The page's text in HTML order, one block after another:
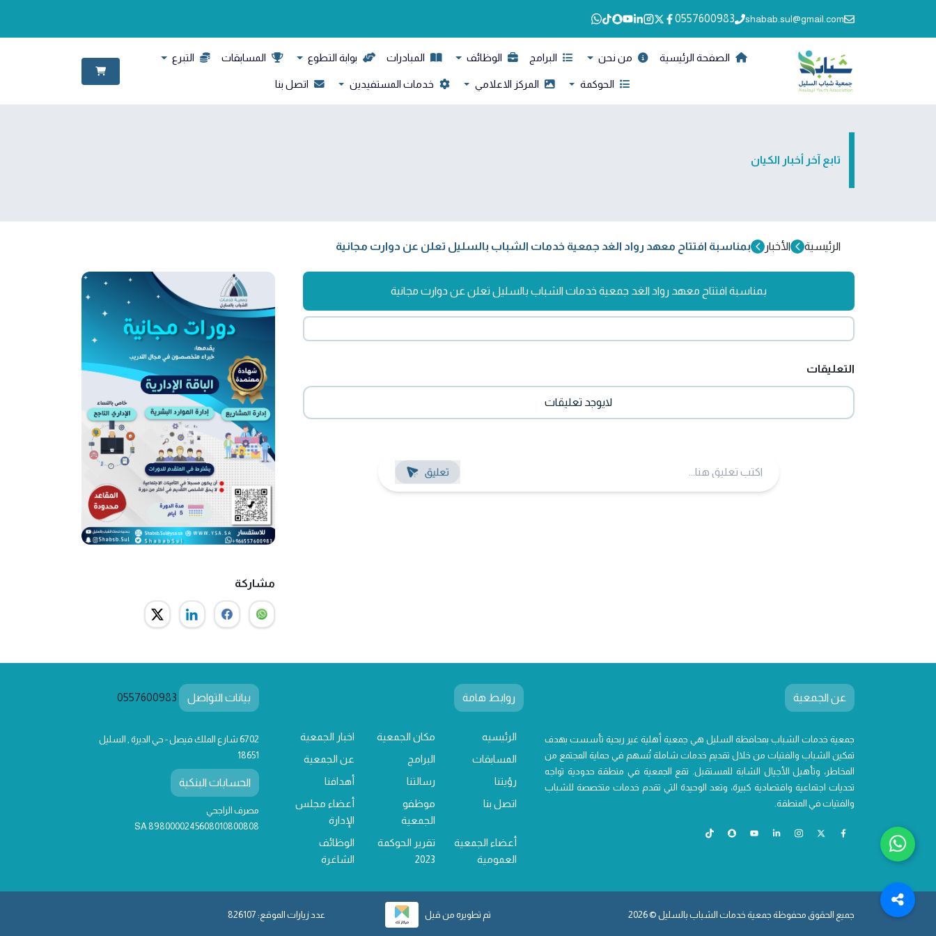
shabab.sul@gmail.com
0557600983
الصفحة الرئيسية من نحن البرامج الوظائف المبادرات بوابة التطوع المسابقات التبرع
الحوكمة المركز الاعلامي خدمات المستفيدين اتصل بنا
تابع آخر أخبار الكيان
الرئيسية الأخبار بمناسبة افتتاح معهد رواد الغد جمعية خدمات الشباب بالسليل تعلن عن دوارت مجانية
بمناسبة افتتاح معهد رواد الغد جمعية خدمات الشباب بالسليل تعلن عن دوارت مجانية
التعليقات
لايوجد تعليقات
مشاركة
عن الجمعية
جمعية خدمات الشباب بمحافظة السليل هي جمعية أهلية غير ربحية تأسست بهدف
تمكين الشباب والفتيات من خلال تقديم خدمات شاملة تُسهم في حماية المجتمع من
المخاطر، وتأهيل الأجيال الشابة للمستقبل. تقع الجمعية في منطقة حدودية تواجه
تحديات اجتماعية واقتصادية كبيرة، وتعد الوحيدة التي تقدم خدمات متخصصة للشباب
والفتيات في المنطقة.
روابط هامة
الرئيسيه مكان الجمعية
اخبار الجمعية
المسابقات
البرامج
عن الجمعية
رؤيتنا
رسالتنا
أهدافنا
اتصل بنا
موظفو
الجمعية
أعضاء مجلس
الإدارة
أعضاء الجمعية
العمومية
تقرير الحوكمة
2023
الوظائف
الشاغرة
بيانات التواصل 0557600983
6702 شارع الملك فيصل - حي الديرة , السليل
18651
الحسابات البنكية
مصرف الراجحي
SA 8980000245608010800808
جميع الحقوق محفوظة جمعية خدمات الشباب بالسليل © 2026 تم تطويره من قبل عدد زيارات الموقع: 826107